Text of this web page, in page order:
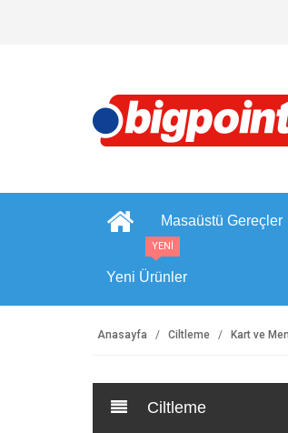
Masaüstü Gereçler
Yeni Ürünler
YENİ
Anasayfa Ciltleme Kart ve
Ciltleme